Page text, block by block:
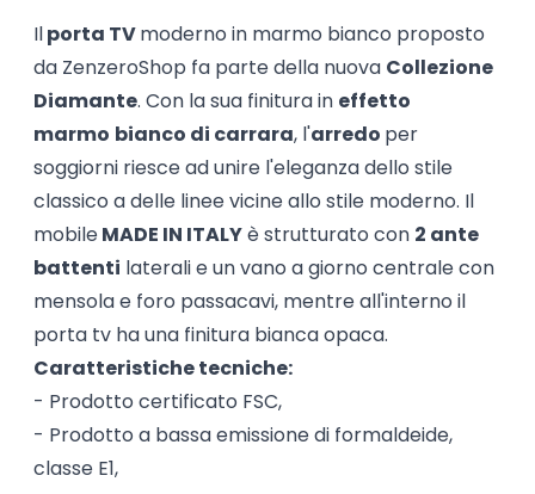
Ilporta TVmoderno in marmo bianco proposto
da ZenzeroShop fa parte della nuova Collezione
Diamante. Con la sua finitura in effetto
marmo bianco di carrara, l'arredo per
soggiorni riesce ad unire l'eleganza dello stile
classico a delle linee vicine allo stile moderno. Il
mobileMADE IN ITALYè strutturato con 2 ante
battenti laterali e un vano a giorno centrale con
mensola e foro passacavi, mentre all'interno il
porta tv ha una finitura bianca opaca.
Caratteristiche tecniche:
- Prodotto certificato FSC,
- Prodotto a bassa emissione di formaldeide,
classe E1,